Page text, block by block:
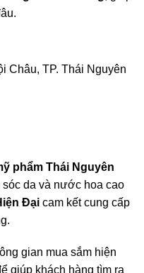
Châu, TP. Thái Nguyên
phẩm Thái Nguyên
da và nước hoa cao
Đại cam kết cung cấp
gian mua sắm hiện
giúp khách hàng tìm ra